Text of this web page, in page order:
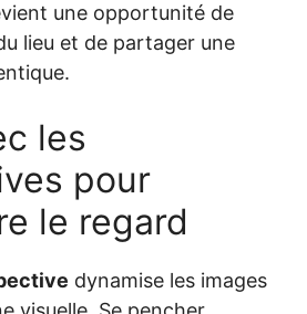
une opportunité de
lieu et de partager une
les
pour
le regard
dynamise les images